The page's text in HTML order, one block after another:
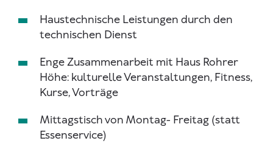
Haustechnische Leistungen durch den
technischen Dienst
Enge Zusammenarbeit mit Haus Rohrer
Höhe: kulturelle Veranstaltungen, Fitness,
Kurse, Vorträge
Mittagstisch von Montag- Freitag (statt
Essenservice)